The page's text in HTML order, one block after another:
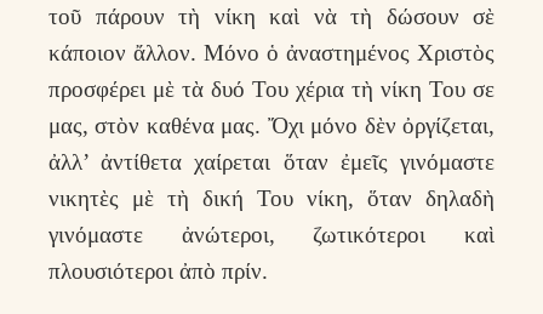
τοῦ πάρουν τὴ νίκη καὶ νὰ τὴ δώσουν σὲ
κάποιον ἄλλον. Μόνο ὁ ἀναστημένος Χριστὸς
προσφέρει μὲ τὰ δυό Του χέρια τὴ νίκη Του σε
μας, στὸν καθένα μας. Ὄχι μόνο δὲν ὀργίζεται,
ἀλλ’ ἀντίθετα χαίρεται ὅταν ἐμεῖς γινόμαστε
νικητὲς μὲ τὴ δική Του νίκη, ὅταν δηλαδὴ
γινόμαστε ἀνώτεροι, ζωτικότεροι καὶ
πλουσιότεροι ἀπὸ πρίν.